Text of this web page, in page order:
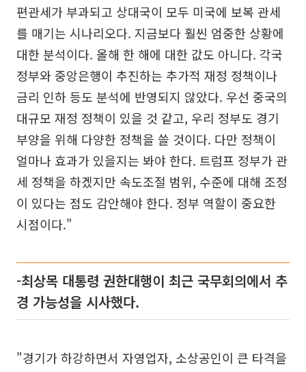
편관세가 부과되고 상대국이 모두 미국에 보복 관세
를 매기는 시나리오다. 지금보다 훨씬 엄중한 상황에
대한 분석이다. 올해 한 해에 대한 값도 아니다. 각국
정부와 중앙은행이 추진하는 추가적 재정 정책이나
금리 인하 등도 분석에 반영되지 않았다. 우선 중국의
대규모 재정 정책이 있을 것 같고, 우리 정부도 경기
부양을 위해 다양한 정책을 쓸 것이다. 다만 정책이
얼마나 효과가 있을지는 봐야 한다. 트럼프 정부가 관
세 정책을 하겠지만 속도조절 범위, 수준에 대해 조정
이 있다는 점도 감안해야 한다. 정부 역할이 중요한
시점이다."
-최상목 대통령 권한대행이 최근 국무회의에서 추
경 가능성을 시사했다.
"경기가 하강하면서 자영업자, 소상공인이 큰 타격을